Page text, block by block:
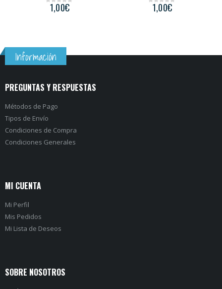
1,00€ 1,00€
Información
PREGUNTAS Y RESPUESTAS
Métodos de Pago
Tipos de Envío
Condiciones de Compra
Condiciones Generales
MI CUENTA
Mi Perfil
Mis Pedidos
Mi Lista de Deseos
SOBRE NOSOTROS